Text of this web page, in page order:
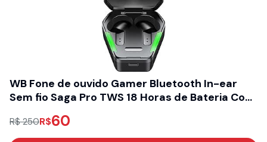
WB Fone de ouvido Gamer Bluetooth In-ear
Sem fio Saga Pro TWS 18 Horas de Bateria Com
R$ 250R$60